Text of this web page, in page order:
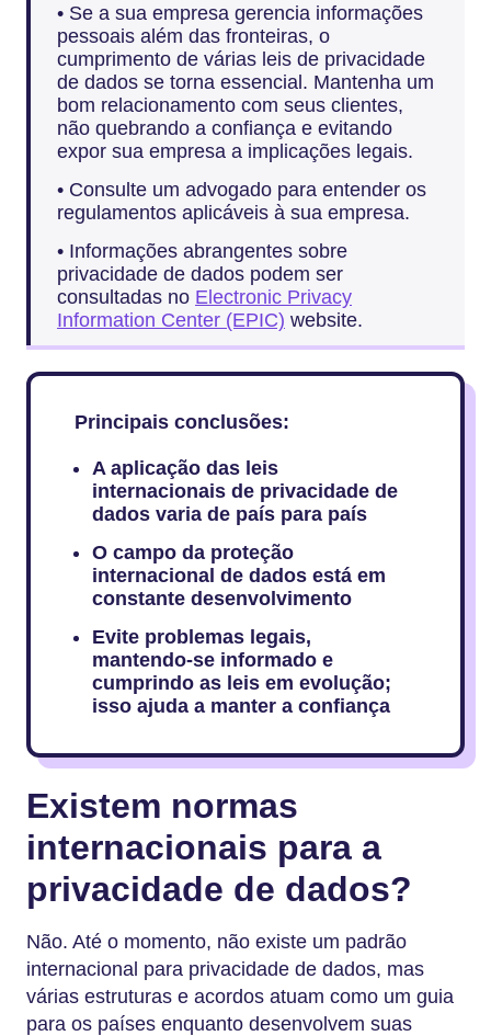
• Se a sua empresa gerencia informações
pessoais além das fronteiras, o
cumprimento de várias leis de privacidade
de dados se torna essencial. Mantenha um
bom relacionamento com seus clientes,
não quebrando a confiança e evitando
expor sua empresa a implicações legais.
• Consulte um advogado para entender os
regulamentos aplicáveis à sua empresa.
• Informações abrangentes sobre
privacidade de dados podem ser
consultadas no Electronic Privacy
Information Center (EPIC) website.
Principais conclusões:
A aplicação das leis
internacionais de privacidade de
dados varia de país para país
O campo da proteção
internacional de dados está em
constante desenvolvimento
Evite problemas legais,
mantendo-se informado e
cumprindo as leis em evolução;
isso ajuda a manter a confiança
Existem normas
internacionais para a
privacidade de dados?
Não. Até o momento, não existe um padrão
internacional para privacidade de dados, mas
várias estruturas e acordos atuam como um guia
para os países enquanto desenvolvem suas